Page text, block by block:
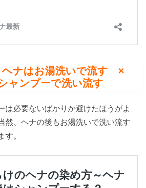
ヘナはお湯洗いで流す ×
ャンプーで洗い流す
は必要ないばかりか避けたほうがよ
然、ヘナの後もお湯洗いで洗い流す
す。